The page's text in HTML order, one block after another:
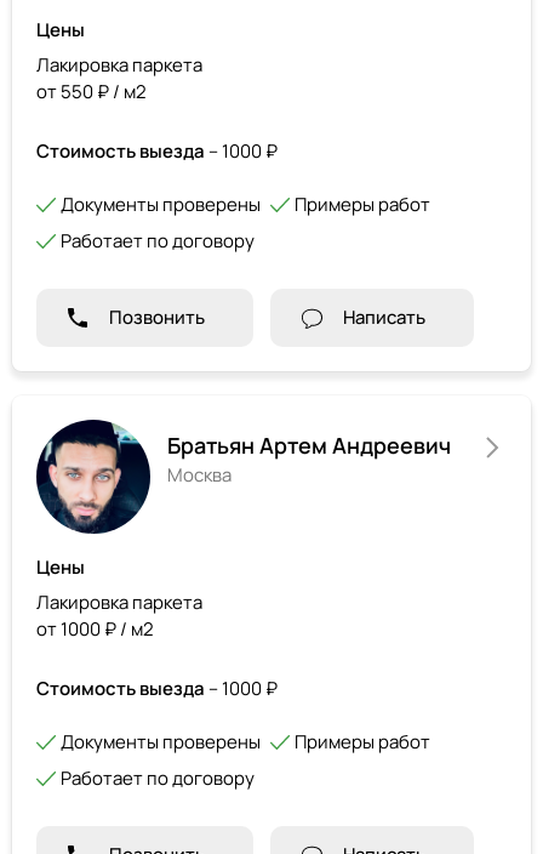
Цены
Лакировка паркета
от 550 ₽ / м2
Стоимость выезда – 1000 ₽
Документы проверены
Примеры работ
Работает по договору
Позвонить Написать
Братьян Артем Андреевич
Москва
Цены
Лакировка паркета
от 1000 ₽ / м2
Стоимость выезда – 1000 ₽
Документы проверены
Примеры работ
Работает по договору